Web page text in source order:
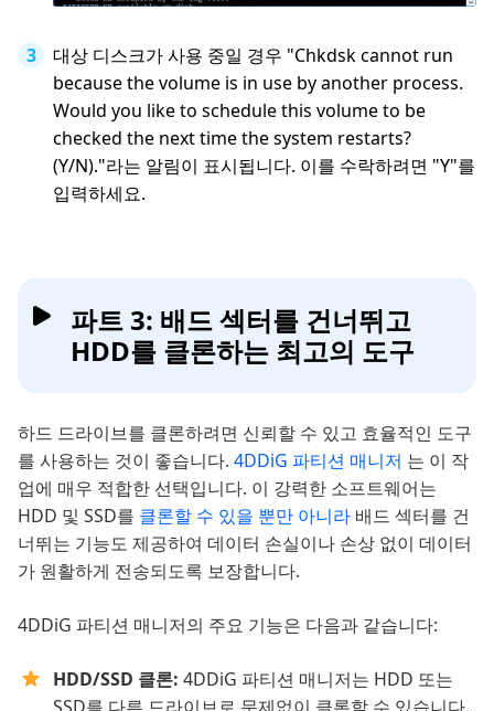
대상 디스크가 사용 중일 경우 "Chkdsk cannot run
because the volume is in use by another process.
Would you like to schedule this volume to be
checked the next time the system restarts?
(Y/N)."라는 알림이 표시됩니다. 이를 수락하려면 "Y"를
입력하세요.
파트 3: 배드 섹터를 건너뛰고
HDD를 클론하는 최고의 도구
하드 드라이브를 클론하려면 신뢰할 수 있고 효율적인 도구
를 사용하는 것이 좋습니다. 4DDiG 파티션 매니저 는 이 작
업에 매우 적합한 선택입니다. 이 강력한 소프트웨어는
HDD 및 SSD를 클론할 수 있을 뿐만 아니라 배드 섹터를 건
너뛰는 기능도 제공하여 데이터 손실이나 손상 없이 데이터
가 원활하게 전송되도록 보장합니다.
4DDiG 파티션 매니저의 주요 기능은 다음과 같습니다:
HDD/SSD 클론: 4DDiG 파티션 매니저는 HDD 또는
SSD를 다른 드라이브로 문제없이 클론할 수 있습니다.